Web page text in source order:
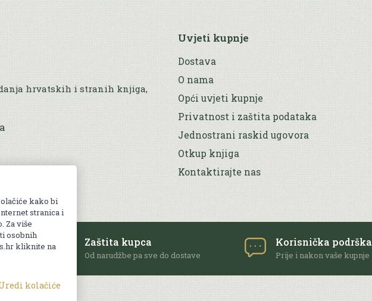
hrvatskih i stranih knjiga,
Uvjeti kupnje
Dostava
O nama
Opći uvjeti kupnje
Privatnost i zaštita podataka
Jednostrani raskid ugovora
Otkup knjiga
Kontaktirajte nas
EUR.
Zaštita kupca
Od narudžbe pa sve do dostave
Korisnička podrška
Prije i nakon vaše kupnje
kako bi
stranica i
Za više
osobnih
kliknite na
kolačiće